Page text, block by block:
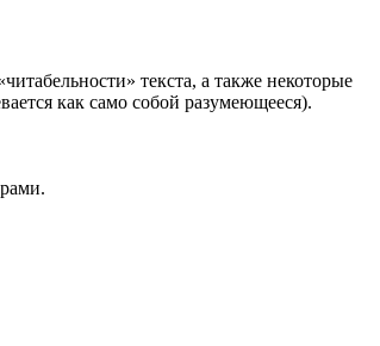
текста, а также некоторые
как само собой разумеющееся).